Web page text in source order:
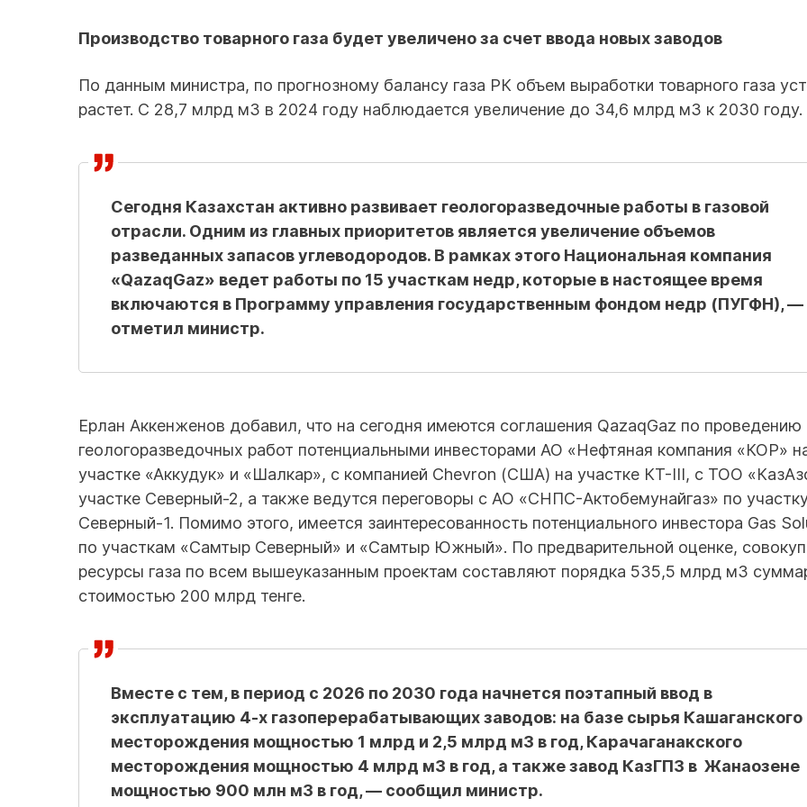
Производство товарного газа будет увеличено за счет ввода новых заводов
По данным министра, по прогнозному балансу газа РК объем выработки товарного газа
растет. С 28,7 млрд м3 в 2024 году наблюдается увеличение до 34,6 млрд м3 к 2030 году.
Сегодня Казахстан активно развивает геологоразведочные работы в газовой
отрасли. Одним из главных приоритетов является увеличение объемов
разведанных запасов углеводородов. В рамках этого Национальная компания
«QazaqGaz» ведет работы по 15 участкам недр, которые в настоящее время
включаются в Программу управления государственным фондом недр (ПУГФН), —
отметил министр.
Ерлан Аккенженов добавил, что на сегодня имеются соглашения QazaqGaz по проведению
геологоразведочных работ потенциальными инвесторами АО «Нефтяная компания «КОР»
участке «Аккудук» и «Шалкар», с компанией Chevron (США) на участке КТ-III, с ТОО
участке Северный-2, а также ведутся переговоры c АО «СНПС-Актобемунайгаз» по
Северный-1. Помимо этого, имеется заинтересованность потенциального инвестора Gas
по участкам «Самтыр Северный» и «Самтыр Южный». По предварительной оценке,
ресурсы газа по всем вышеуказанным проектам составляют порядка 535,5 млрд м3
стоимостью 200 млрд тенге.
Вместе с тем, в период с 2026 по 2030 года начнется поэтапный ввод в
эксплуатацию 4-х газоперерабатывающих заводов: на базе сырья Кашаганского
месторождения мощностью 1 млрд и 2,5 млрд м3 в год, Карачаганакского
месторождения мощностью 4 млрд м3 в год, а также завод КазГПЗ в Жанаозене
мощностью 900 млн м3 в год, — сообщил министр.